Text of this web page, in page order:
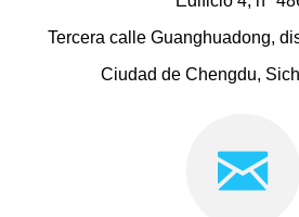
Tercera calle Guanghuadong,
Ciudad de Chengdu,